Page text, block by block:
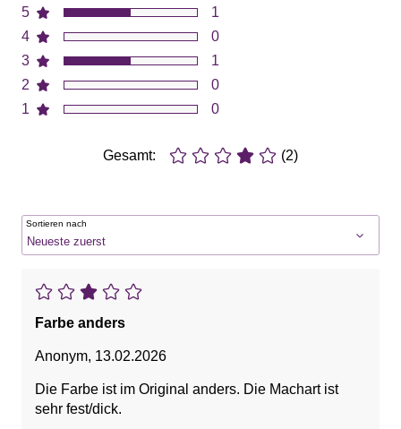
5
4
3
2
1
1
0
1
0
0
Gesamt: (2)
Sortieren nach
Farbe anders
Anonym, 13.02.2026
Die Farbe ist im Original anders. Die Machart ist
sehr fest/dick.